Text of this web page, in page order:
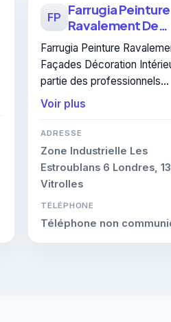
FP Farrugia Peinture
Ravalement De
Façades
Intérieure
Farrugia Peinture
Façades Décoration
partie des professionnels
référencés pour isolation
thermique intérieure à
Châteaurenard. Un devis
demandé pour un projet de
isolation thermique
Voir plus
ADRESSE
Zone Industrielle Les
Estroublans 6 Londres,
Vitrolles
TÉLÉPHONE
Téléphone non